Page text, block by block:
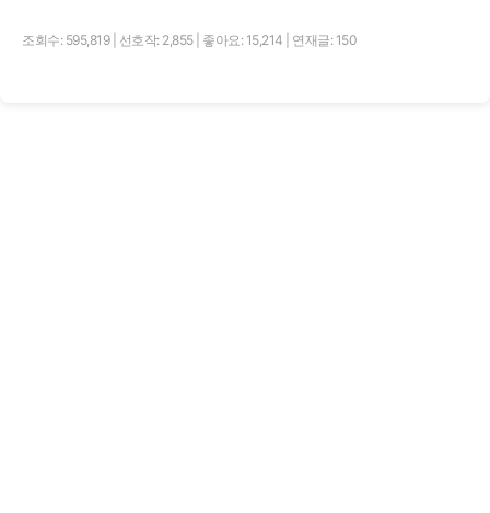
조회수: 595,819 선호작: 2,855 좋아요: 15,214 연재글: 150